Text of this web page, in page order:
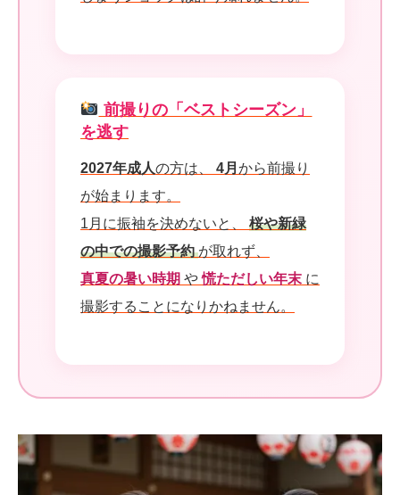
前撮りの「ベストシーズン」
を逃す
2027年成人の方は、 4月 から前撮り
が始まります。
1月に振袖を決めないと、 桜や新緑
の中での撮影予約が取れず、
真夏の暑い時期 や慌ただしい年末 に
撮影することになりかねません。